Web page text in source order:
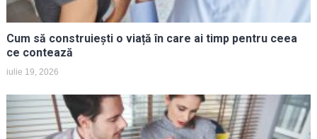
Cum să construiești o viață în care ai timp pentru ceea
ce contează
iulie 19, 2026